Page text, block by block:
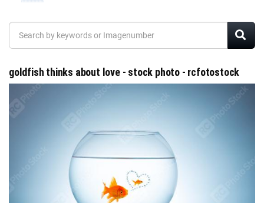
goldfish thinks about love - stock photo - rcfotostock